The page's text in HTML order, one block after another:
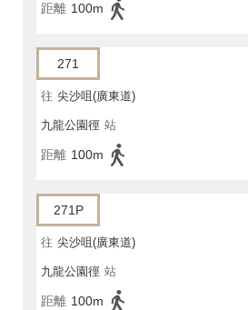
距離 100m
271
往 尖沙咀(廣東道)
九龍公園徑 站
距離 100m
271P
往 尖沙咀(廣東道)
九龍公園徑 站
距離 100m